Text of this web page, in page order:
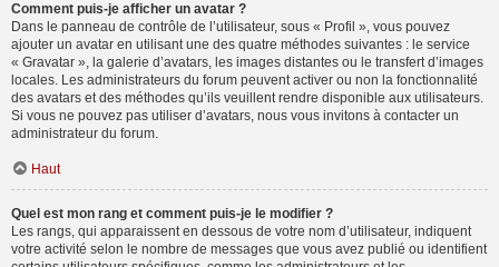
Comment puis-je afficher un avatar ?
Dans le panneau de contrôle de l’utilisateur, sous « Profil », vous pouvez
ajouter un avatar en utilisant une des quatre méthodes suivantes : le service
« Gravatar », la galerie d’avatars, les images distantes ou le transfert d’images
locales. Les administrateurs du forum peuvent activer ou non la fonctionnalité
des avatars et des méthodes qu’ils veuillent rendre disponible aux utilisateurs.
Si vous ne pouvez pas utiliser d’avatars, nous vous invitons à contacter un
administrateur du forum.
Haut
Quel est mon rang et comment puis-je le modifier ?
Les rangs, qui apparaissent en dessous de votre nom d’utilisateur, indiquent
votre activité selon le nombre de messages que vous avez publié ou identifient